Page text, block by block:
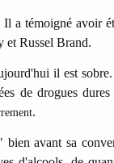
a témoigné avoir
et Russel Brand.
il est
de drogues
.
bien avant sa